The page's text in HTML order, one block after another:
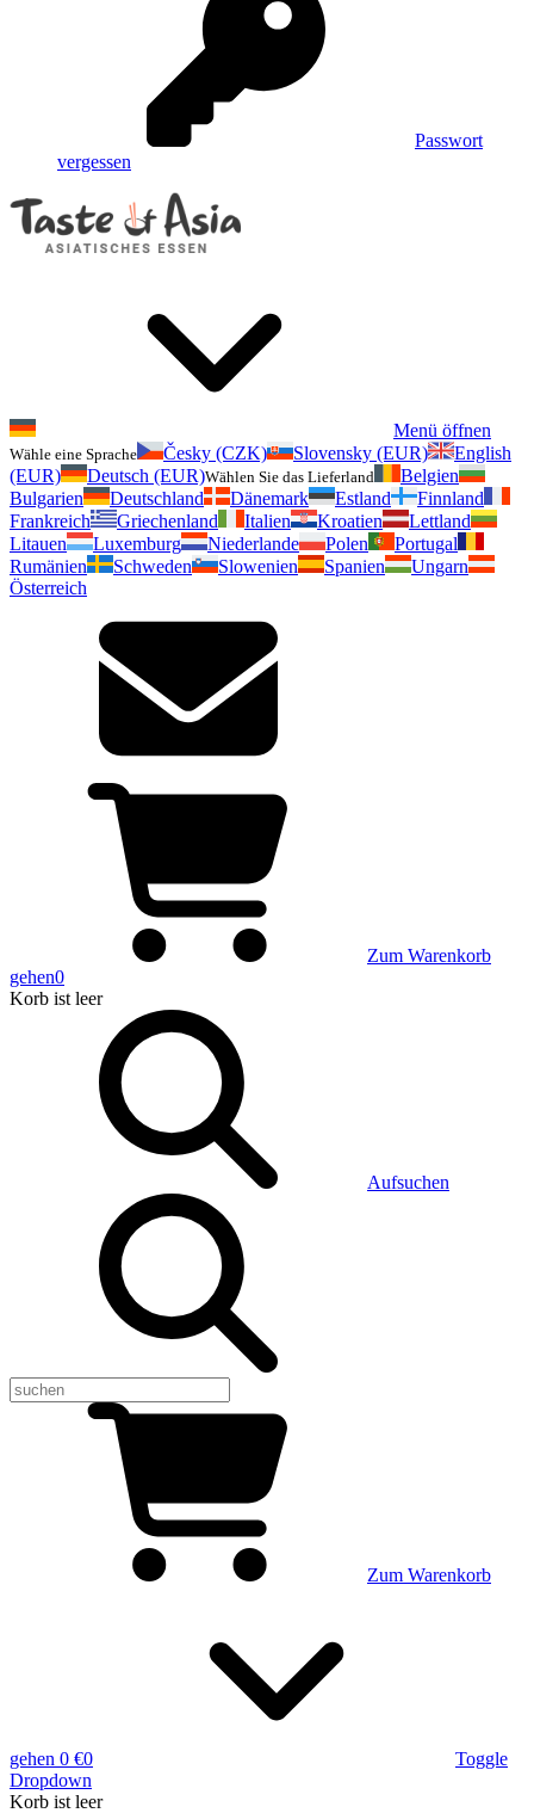
Passwort
vergessen
Menü öffnen
Wähle eine Sprache Česky (CZK) Slovensky (EUR)
English
(EUR)
Deutsch (EUR)Wählen Sie das Lieferland
Belgien
Bulgarien
Deutschland Dänemark Estland
Finnland
Frankreich
Griechenland Italien Kroatien
Lettland
Litauen
Luxemburg Niederlande Polen
Portugal
Rumänien
Schweden Slowenien Spanien
Ungarn
Österreich
Zum Warenkorb
gehen0
Korb ist leer
Aufsuchen
Zum Warenkorb
gehen 0 €0
Toggle
Dropdown
Korb ist leer